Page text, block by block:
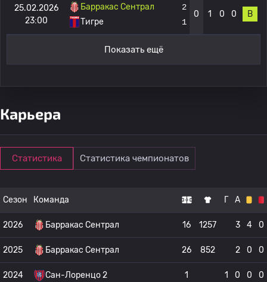
25.02.2026
23:00
Барракас Сентрал
Тигре
2
1
0 1 0 0 В
Показать ещё
Карьера
Статистика Статистика чемпионатов
Сезон Команда Г А
2026 Барракас Сентрал 16 1257 3 4 0
2025 Барракас Сентрал 26 852 2 0 0
2024 Сан-Лоренцо 2 1 1 0 0 0